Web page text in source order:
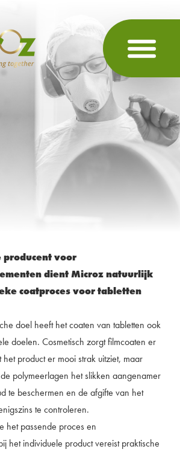
voor
dient Microz natuurlijk
coatproces voor tabletten
doel heeft het coaten van tabletten ook
doelen. Cosmetisch zorgt filmcoaten er
product er mooi strak uitziet, maar
polymeerlagen het slikken aangenamer
te beschermen en de afgifte van het
te controleren.
het passende proces en
het individuele product vereist praktische